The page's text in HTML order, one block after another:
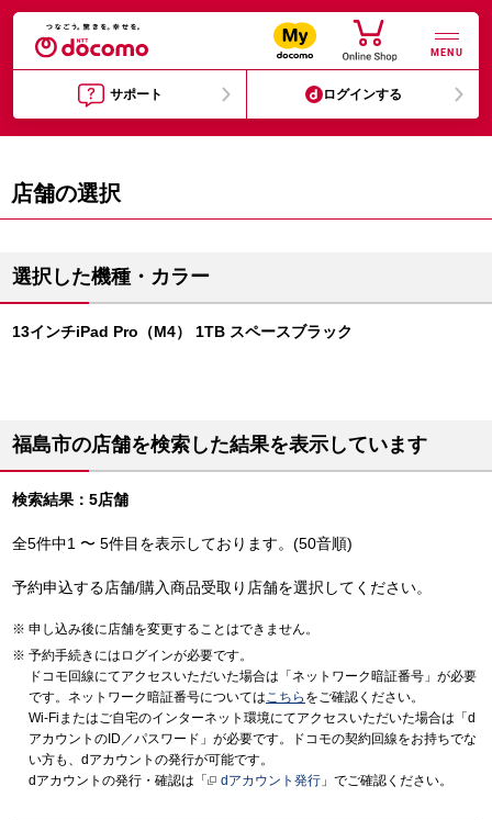
MENU
サポート ログインする
店舗の選択
選択した機種・カラー
13インチiPad Pro（M4） 1TB スペースブラック
福島市の店舗を検索した結果を表示しています
検索結果：5店舗
全5件中1 〜 5件目を表示しております。(50音順)
予約申込する店舗/購入商品受取り店舗を選択してください。
申し込み後に店舗を変更することはできません。
予約手続きにはログインが必要です。
ドコモ回線にてアクセスいただいた場合は「ネットワーク暗証番号」が必要
です。ネットワーク暗証番号についてはこちら をご確認ください。
Wi-Fiまたはご自宅のインターネット環境にてアクセスいただいた場合は「d
アカウントのID／パスワード」が必要です。ドコモの契約回線をお持ちでな
い方も、dアカウントの発行が可能です。
dアカウントの発行・確認は「
dアカウント発行 」でご確認ください。